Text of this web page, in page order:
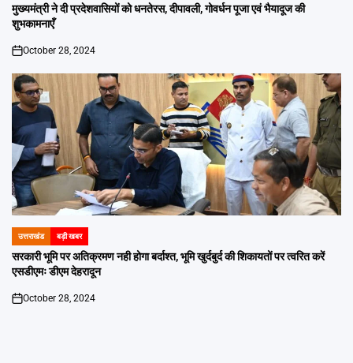
IN
मुख्यमंत्री ने दी प्रदेशवासियों को धनतेरस, दीपावली, गोवर्धन पूजा एवं भैयादूज की
शुभकामनाएँ
on
October 28, 2024
POSTED
IN
उत्तराखंड बड़ी खबर
सरकारी भूमि पर अतिक्रमण नही होगा बर्दाश्त, भूमि खुर्दबुर्द की शिकायतों पर त्वरित करें
एसडीएमः डीएम देहरादून
on
October 28, 2024